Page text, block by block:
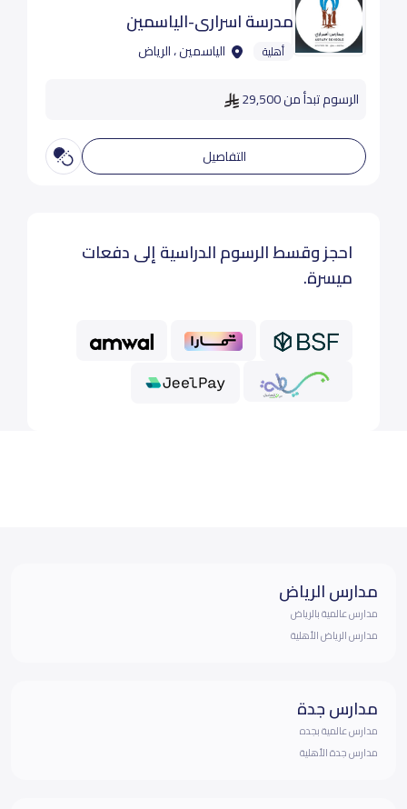
مدرسة اسراري-الياسمين
أهلية الياسمين ، الرياض
الرسوم تبدأ من 29,500
التفاصيل
احجز وقسط الرسوم الدراسية إلى دفعات
ميسرة.
مدارس الرياض
مدارس عالمية بالرياض
مدارس الرياض الأهلية
مدارس جدة
مدارس عالمية بجده
مدارس جدة الأهلية